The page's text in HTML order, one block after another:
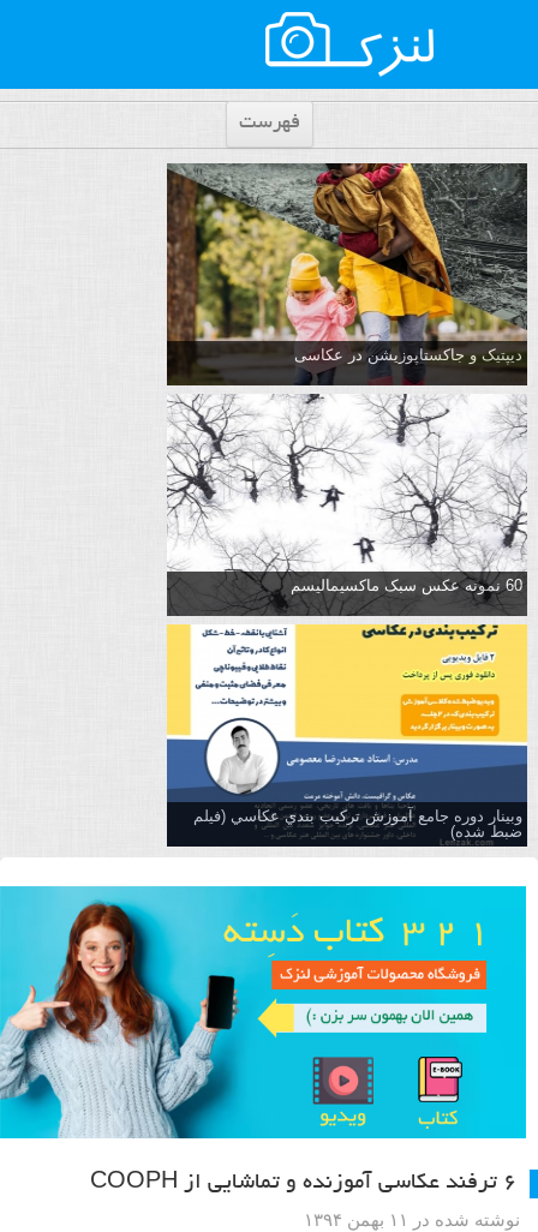
فهرست
دیپتیک و جاکستا‌پوزیشن در عکاسی
60 نمونه عکس سبک ماکسیمالیسم
وبینار دوره جامع آموزش تركيب بندي عكاسي (فیلم
ضبط شده)
۶ ترفند عکاسی آموزنده و تماشایی از COOPH
نوشته شده در ۱۱ بهمن ۱۳۹۴